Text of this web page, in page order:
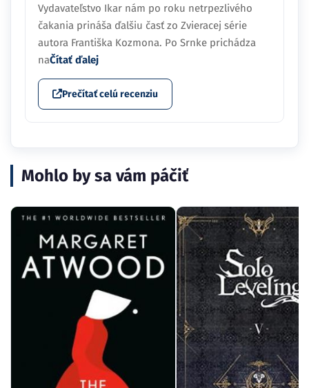
Vydavateľstvo Ikar nám po roku netrpezlivého
čakania prináša ďalšiu časť zo Zvieracej série
autora Františka Kozmona. Po Srnke prichádza
naČítať ďalej
Prečítať celú recenziu
Mohlo by sa vám páčiť